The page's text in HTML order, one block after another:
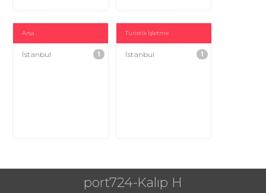
Arsa
İstanbul 1
Turistik İşletme
İstanbul 1
port724-Kalıp H